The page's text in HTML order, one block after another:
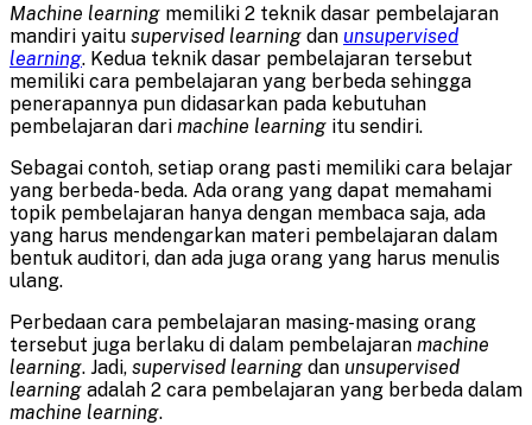
Machine learning memiliki 2 teknik dasar pembelajaran
mandiri yaitu supervised learning dan unsupervised
learning. Kedua teknik dasar pembelajaran tersebut
memiliki cara pembelajaran yang berbeda sehingga
penerapannya pun didasarkan pada kebutuhan
pembelajaran dari machine learning itu sendiri.
Sebagai contoh, setiap orang pasti memiliki cara belajar
yang berbeda-beda. Ada orang yang dapat memahami
topik pembelajaran hanya dengan membaca saja, ada
yang harus mendengarkan materi pembelajaran dalam
bentuk auditori, dan ada juga orang yang harus menulis
ulang.
Perbedaan cara pembelajaran masing-masing orang
tersebut juga berlaku di dalam pembelajaran machine
learning. Jadi, supervised learning dan unsupervised
learning adalah 2 cara pembelajaran yang berbeda dalam
machine learning.